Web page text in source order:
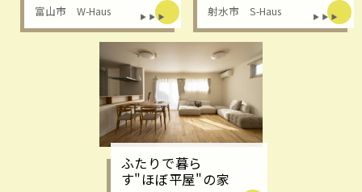
富山市 W-Haus 射水市 S-Haus
ふたりで暮ら
す"ほぼ平屋"の家